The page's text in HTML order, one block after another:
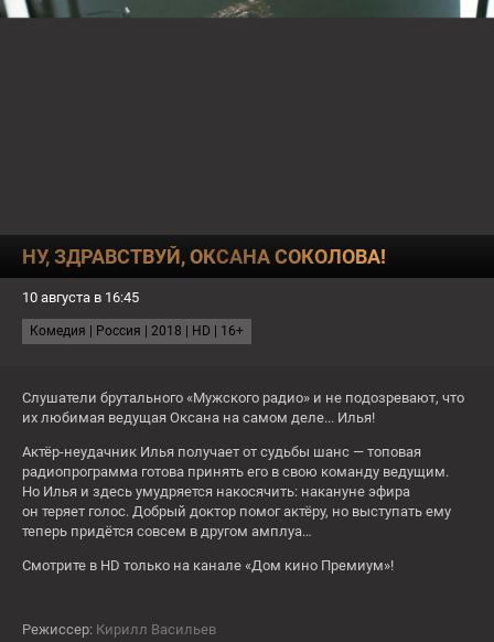
ЗАВТРА
СЕЙЧАС
1:15
Человек ниоткуда
Пт
7
06:00
НУ, ЗДРАВСТВУЙ, ОКСАНА СОКОЛОВА!
10 августа в 16:45
Комедия | Россия | 2018 | HD | 16+
Слушатели брутального «Мужского радио» и не подозревают, что
их любимая ведущая Оксана на самом деле... Илья!
Актёр-неудачник Илья получает от судьбы шанс — топовая
радиопрограмма готова принять его в свою команду ведущим.
Но Илья и здесь умудряется накосячить: накануне эфира
он теряет голос. Добрый доктор помог актёру, но выcтупать ему
теперь придётся совсем в другом амплуа…
Смотрите в HD только на канале «Дом кино Премиум»!
Режиссер: Кирилл Васильев